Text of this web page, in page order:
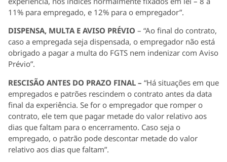
11% para empregado, e 12% para o empregador”.
DISPENSA, MULTA E AVISO PRÉVIO – “Ao final do contrato,
caso a empregada seja dispensada, o empregador não está
obrigado a pagar a multa do FGTS nem indenizar com Aviso
Prévio”.
RESCISÃO ANTES DO PRAZO FINAL – “Há situações em que
empregados e patrões rescindem o contrato antes da data
final da experiência. Se for o empregador que romper o
contrato, ele tem que pagar metade do valor relativo aos
dias que faltam para o encerramento. Caso seja o
empregado, o patrão pode descontar metade do valor
relativo aos dias que faltam”.